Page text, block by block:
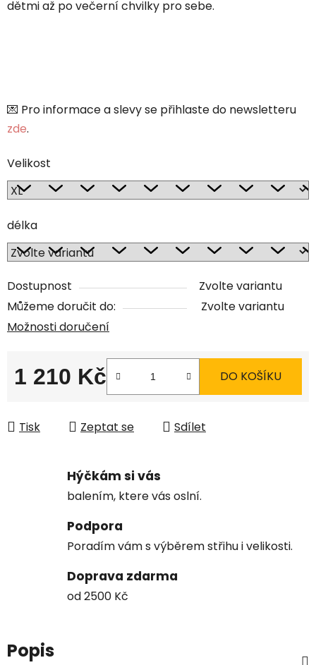
dětmi až po večerní chvilky pro sebe.
💌 Pro informace a slevy se přihlaste do newsletteru
zde.
Velikost
délka
Dostupnost
Zvolte variantu
Můžeme doručit do:
Zvolte variantu
Možnosti doručení
1 210 Kč DO KOŠÍKU
Tisk Zeptat se Sdílet
Hýčkám si vás
balením, ktere vás oslní.
Podpora
Poradím vám s výběrem střihu i velikosti.
Doprava zdarma
od 2500 Kč
Popis